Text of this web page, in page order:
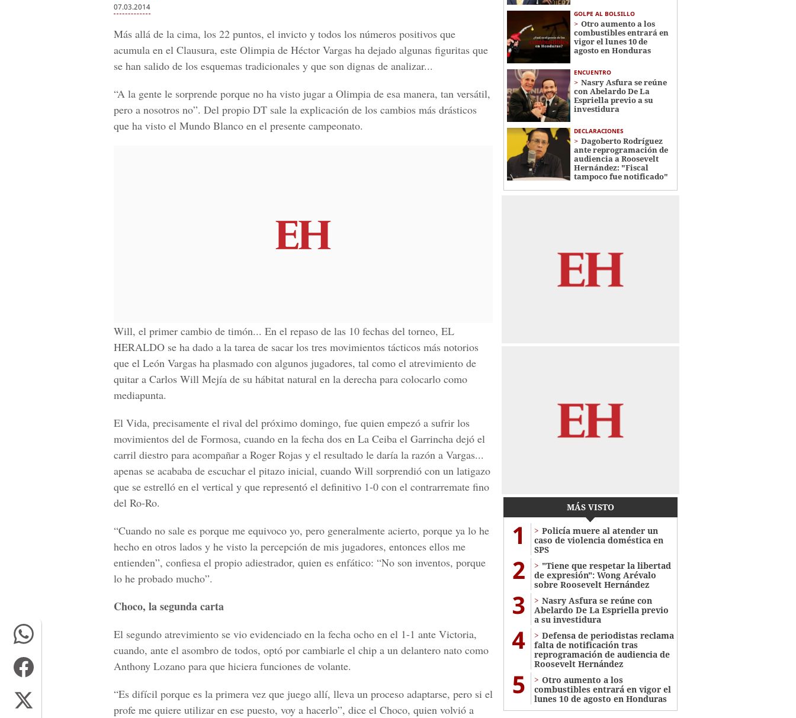
07.03.2014
Más allá de la cima, los 22 puntos, el invicto y todos los números positivos que
acumula en el Clausura, este Olimpia de Héctor Vargas ha dejado algunas figuritas que
se han salido de los esquemas tradicionales y que son dignas de analizar...
“A la gente le sorprende porque no ha visto jugar a Olimpia de esa manera, tan versátil,
pero a nosotros no”. Del propio DT sale la explicación de los cambios más drásticos
que ha visto el Mundo Blanco en el presente campeonato.
Will, el primer cambio de timón... En el repaso de las 10 fechas del torneo, EL
HERALDO se ha dado a la tarea de sacar los tres movimientos tácticos más notorios
que el León Vargas ha plasmado con algunos jugadores, tal como el atrevimiento de
quitar a Carlos Will Mejía de su hábitat natural en la derecha para colocarlo como
mediapunta.
El Vida, precisamente el rival del próximo domingo, fue quien empezó a sufrir los
movimientos del de Formosa, cuando en la fecha dos en La Ceiba el Garrincha dejó el
carril diestro para acompañar a Roger Rojas y el resultado le daría la razón a Vargas...
apenas se acababa de escuchar el pitazo inicial, cuando Will sorprendió con un latigazo
que se estrelló en el vertical y que representó el definitivo 1-0 con el contrarremate fino
del Ro-Ro.
“Cuando no sale es porque me equivoco yo, pero generalmente acierto, porque ya lo he
hecho en otros lados y he visto la percepción de mis jugadores, entonces ellos me
entienden”, confiesa el propio adiestrador, quien es enfático: “No son inventos, porque
lo he probado mucho”.
Choco, la segunda carta
El segundo atrevimiento se vio evidenciado en la fecha ocho en el 1-1 ante Victoria,
cuando, ante el asombro de todos, optó por cambiarle el chip a un delantero nato como
Anthony Lozano para que hiciera funciones de volante.
“Es difícil porque es la primera vez que juego allí, lleva un proceso adaptarse, pero si el
profe me quiere utilizar en ese puesto, voy a hacerlo”, dice el Choco, quien volvió a
GOLPE AL BOLSILLO
Otro aumento a los
combustibles entrará en
vigor el lunes 10 de
agosto en Honduras
ENCUENTRO
Nasry Asfura se reúne
con Abelardo De La
Espriella previo a su
investidura
DECLARACIONES
Dagoberto Rodríguez
ante reprogramación de
audiencia a Roosevelt
Hernández: "Fiscal
tampoco fue notificado"
MÁS VISTO
1
Policía muere al atender un
caso de violencia doméstica en
SPS
2
"Tiene que respetar la libertad
de expresión": Wong Arévalo
sobre Roosevelt Hernández
3
Nasry Asfura se reúne con
Abelardo De La Espriella previo
a su investidura
4
Defensa de periodistas reclama
falta de notificación tras
reprogramación de audiencia de
Roosevelt Hernández
5
Otro aumento a los
combustibles entrará en vigor el
lunes 10 de agosto en Honduras